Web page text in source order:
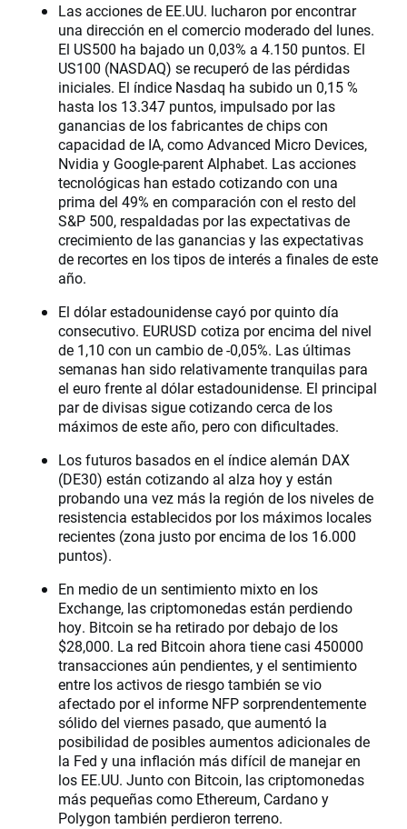
Las acciones de EE.UU. lucharon por encontrar
una dirección en el comercio moderado del lunes.
El US500 ha bajado un 0,03% a 4.150 puntos. El
US100 (NASDAQ) se recuperó de las pérdidas
iniciales. El índice Nasdaq ha subido un 0,15 %
hasta los 13.347 puntos, impulsado por las
ganancias de los fabricantes de chips con
capacidad de IA, como Advanced Micro Devices,
Nvidia y Google-parent Alphabet. Las acciones
tecnológicas han estado cotizando con una
prima del 49% en comparación con el resto del
S&P 500, respaldadas por las expectativas de
crecimiento de las ganancias y las expectativas
de recortes en los tipos de interés a finales de este
año.
El dólar estadounidense cayó por quinto día
consecutivo. EURUSD cotiza por encima del nivel
de 1,10 con un cambio de -0,05%. Las últimas
semanas han sido relativamente tranquilas para
el euro frente al dólar estadounidense. El principal
par de divisas sigue cotizando cerca de los
máximos de este año, pero con dificultades.
Los futuros basados en el índice alemán DAX
(DE30) están cotizando al alza hoy y están
probando una vez más la región de los niveles de
resistencia establecidos por los máximos locales
recientes (zona justo por encima de los 16.000
puntos).
En medio de un sentimiento mixto en los
Exchange, las criptomonedas están perdiendo
hoy. Bitcoin se ha retirado por debajo de los
$28,000. La red Bitcoin ahora tiene casi 450000
transacciones aún pendientes, y el sentimiento
entre los activos de riesgo también se vio
afectado por el informe NFP sorprendentemente
sólido del viernes pasado, que aumentó la
posibilidad de posibles aumentos adicionales de
la Fed y una inflación más difícil de manejar en
los EE.UU. Junto con Bitcoin, las criptomonedas
más pequeñas como Ethereum, Cardano y
Polygon también perdieron terreno.